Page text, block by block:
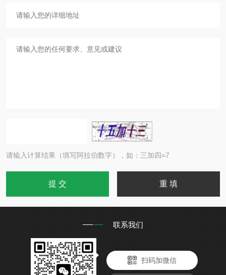
请输入计算结果（填写阿拉伯数字），如：三加四=7
联系我们
扫码加微信